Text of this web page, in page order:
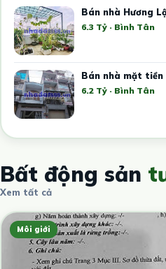
Bán nhà Hương
6.3 Tỷ · Bình Tân
Bán nhà mặt tiền
6.2 Tỷ · Bình Tân
Bất động sản
Xem tất cả
Môi giới